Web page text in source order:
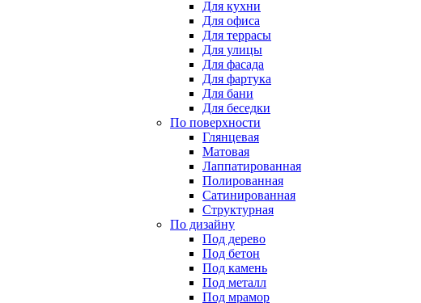
Для кухни
Для офиса
Для террасы
Для улицы
Для фасада
Для фартука
Для бани
Для беседки
По поверхности
Глянцевая
Матовая
Лаппатированная
Полированная
Сатинированная
Структурная
По дизайну
Под дерево
Под бетон
Под камень
Под металл
Под мрамор